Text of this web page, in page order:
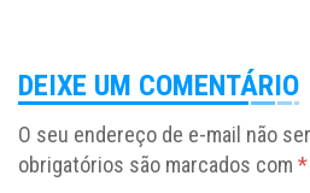
DEIXE UM COMENTÁRIO
O seu endereço de e-mail não
obrigatórios são marcados com *